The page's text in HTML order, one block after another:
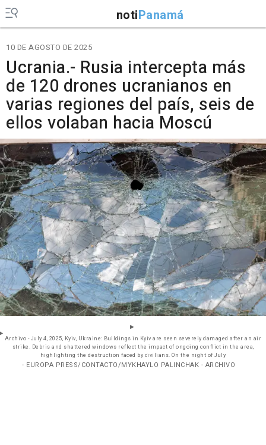
notiPanamá
10 DE AGOSTO DE 2025
Ucrania.- Rusia intercepta más
de 120 drones ucranianos en
varias regiones del país, seis de
ellos volaban hacia Moscú
Archivo - July 4, 2025, Kyiv, Ukraine: Buildings in Kyiv are seen severely damaged after an air
strike. Debris and shattered windows reflect the impact of ongoing conflict in the area,
highlighting the destruction faced by civilians. On the night of July
- EUROPA PRESS/CONTACTO/MYKHAYLO PALINCHAK - ARCHIVO